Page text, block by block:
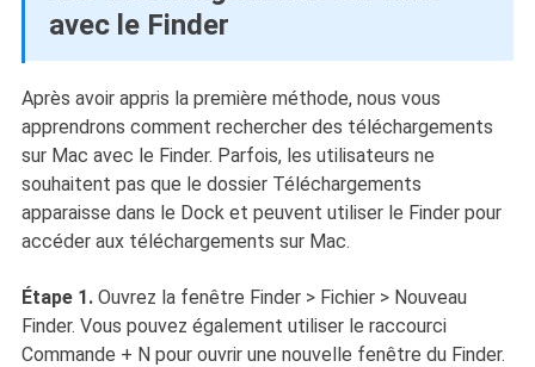
avec le Finder
Après avoir appris la première méthode, nous vous
apprendrons comment rechercher des téléchargements
sur Mac avec le Finder. Parfois, les utilisateurs ne
souhaitent pas que le dossier Téléchargements
apparaisse dans le Dock et peuvent utiliser le Finder pour
accéder aux téléchargements sur Mac.
Étape 1.Ouvrez la fenêtre Finder > Fichier > Nouveau
Finder. Vous pouvez également utiliser le raccourci
Commande + N pour ouvrir une nouvelle fenêtre du Finder.